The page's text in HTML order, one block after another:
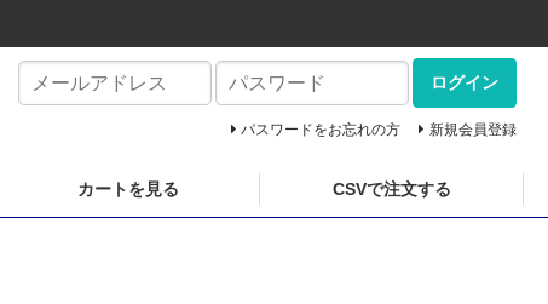
ログイン
パスワードをお忘れの方 新規会員登録
カートを見る CSVで注文する